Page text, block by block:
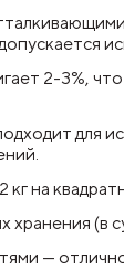
2-3%,
для
на
(в
—